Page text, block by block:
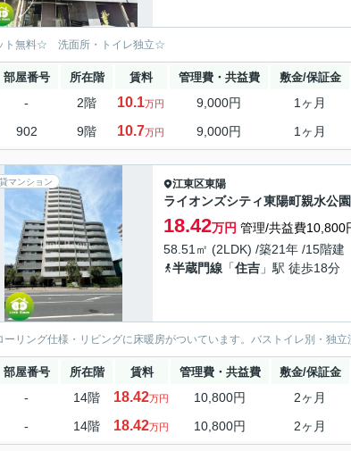
ト無料☆ 洗面所・トイレ独立☆
部屋番号 所在階 賃料 管理費・共益費 敷金/保証金
- 2階 10.1万円 9,000円 1ヶ月
902 9階 10.7万円 9,000円 1ヶ月
マンション 江東区東陽
ライオンズシティ東陽町親水公園
18.42万円 管理/共益費10,800
58.51㎡ (2LDK) /築21年 /15階建
半蔵門線 「住吉 」駅 徒歩18分
ーリング仕様・リビングに床暖房がついています。バストイレ別・独
部屋番号 所在階 賃料 管理費・共益費 敷金/保証金
- 14階 18.42万円 10,800円 2ヶ月
- 14階 18.42万円 10,800円 2ヶ月